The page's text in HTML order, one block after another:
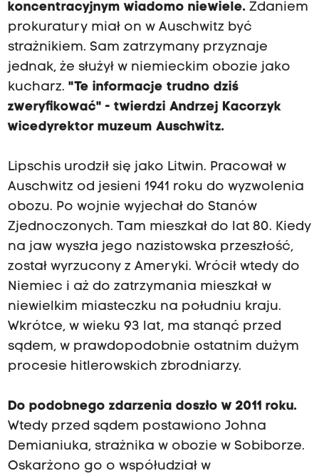
koncentracyjnym wiadomo niewiele.Zdaniem
prokuratury miał on w Auschwitz być
strażnikiem. Sam zatrzymany przyznaje
jednak, że służył w niemieckim obozie jako
kucharz. "Te informacje trudno dziś
zweryfikować" - twierdzi Andrzej Kacorzyk
wicedyrektor muzeum Auschwitz.
Lipschis urodził się jako Litwin. Pracował w
Auschwitz od jesieni 1941 roku do wyzwolenia
obozu. Po wojnie wyjechał do Stanów
Zjednoczonych. Tam mieszkał do lat 80. Kiedy
na jaw wyszła jego nazistowska przeszłość,
został wyrzucony z Ameryki. Wrócił wtedy do
Niemiec i aż do zatrzymania mieszkał w
niewielkim miasteczku na południu kraju.
Wkrótce, w wieku 93 lat, ma stanąć przed
sądem, w prawdopodobnie ostatnim dużym
procesie hitlerowskich zbrodniarzy.
Do podobnego zdarzenia doszło w 2011 roku.
Wtedy przed sądem postawiono Johna
Demianiuka, strażnika w obozie w Sobiborze.
Oskarżono go o współudział w